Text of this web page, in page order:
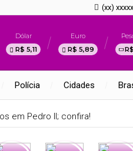
(xx)
Dólar
R$ 5,11
Euro
R$ 5,89
Polícia Cidades
em Pedro II; confira!